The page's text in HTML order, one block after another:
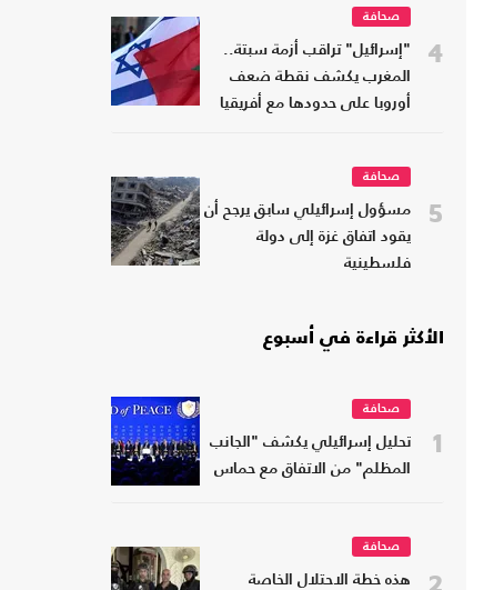
4
صحافة
"إسرائيل" تراقب أزمة سبتة..
المغرب يكشف نقطة ضعف
أوروبا على حدودها مع أفريقيا
5
صحافة
مسؤول إسرائيلي سابق يرجح أن
يقود اتفاق غزة إلى دولة
فلسطينية
الأكثر قراءة في أسبوع
1
صحافة
تحليل إسرائيلي يكشف "الجانب
المظلم" من الاتفاق مع حماس
2
صحافة
هذه خطة الاحتلال الخاصة